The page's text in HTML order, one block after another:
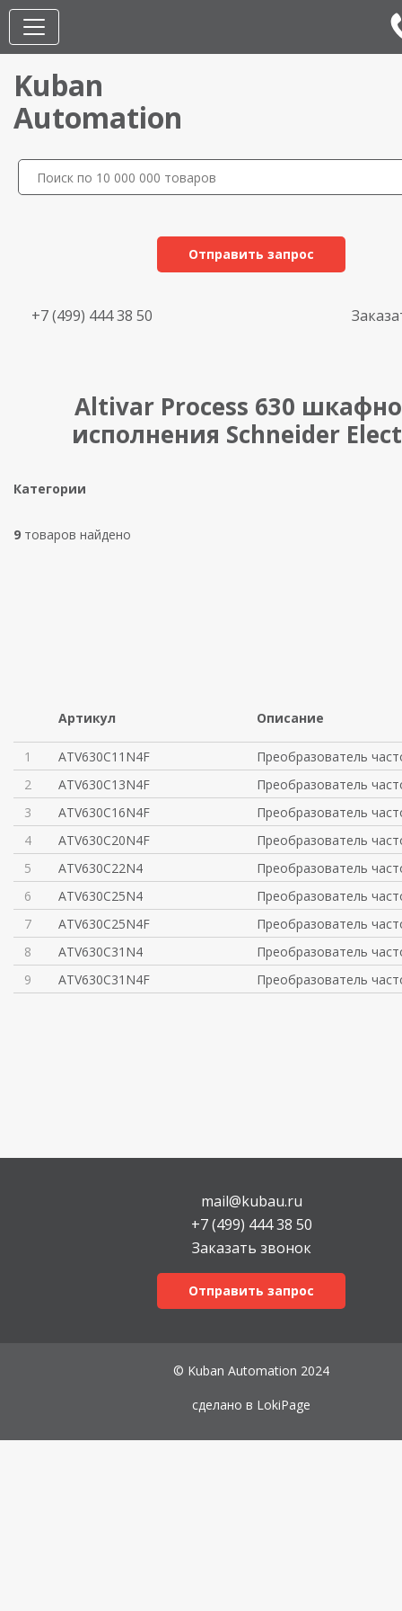
Kuban
Automation
Отправить запрос
+7 (499) 444 38 50
Altivar Process 630
исполнения Schneider
Категории
9 товаров найдено
Артикул Описание
1 ATV630C11N4F
Преобразователь
2
ATV630C13N4F
Преобразователь
3
ATV630C16N4F
Преобразователь
4
ATV630C20N4F
Преобразователь
5
ATV630C22N4
Преобразователь
6
ATV630C25N4
Преобразователь
7
ATV630C25N4F
Преобразователь
8
ATV630C31N4
Преобразователь
9
ATV630C31N4F Преобразователь
mail@kubau.ru
+7 (499) 444 38 50
Заказать звонок
Отправить запрос
© Kuban Automation 2024
сделано в LokiPage